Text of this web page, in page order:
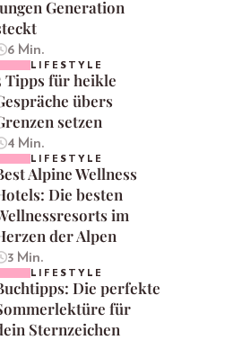
Generation
6 Min.
LIFESTYLE
Tipps für heikle
übers
setzen
4 Min.
LIFESTYLE
Alpine Wellness
Die besten
im
der Alpen
3 Min.
LIFESTYLE
Die perfekte
für
Sternzeichen